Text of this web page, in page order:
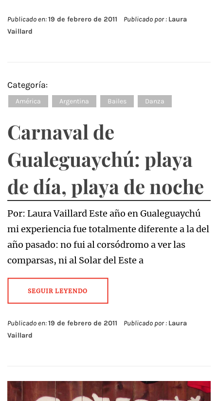
Publicado en:19 de febrero de 2011 Publicado por : Laura
Vaillard
Categoría:
América Argentina Bailes Danza
Carnaval de
Gualeguaychú: playa
de día, playa de noche
Por: Laura Vaillard Este año en Gualeguaychú
mi experiencia fue totalmente diferente a la del
año pasado: no fui al corsódromo a ver las
comparsas, ni al Solar del Este a
SEGUIR LEYENDO
Publicado en:19 de febrero de 2011 Publicado por : Laura
Vaillard